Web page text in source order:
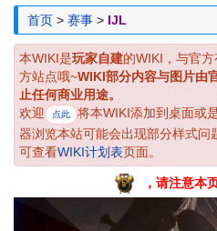
导
搜
首页 > 赛事 > IJL
本WIKI是玩家自建的WIKI，与官
方站点哦~WIKI部分内容与图片由
止任何商业用途。
欢迎
点此 将本WIKI添加到桌面或
器浏览本站可能会出现部分样式问
可查看WIKI计划表页面。
，请注意本